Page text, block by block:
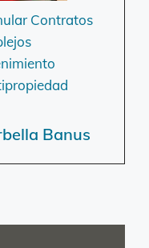
Contratos
Banus